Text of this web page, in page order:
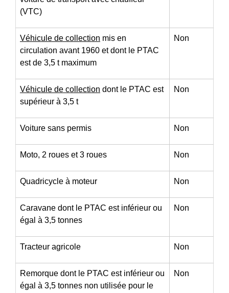
(VTC)
Véhicule de collection mis en
circulation avant 1960 et dont le PTAC
est de 3,5 t maximum
Non
Véhicule de collection dont le PTAC est
supérieur à 3,5 t
Non
Voiture sans permis Non
Moto, 2 roues et 3 roues Non
Quadricycle à moteur Non
Caravane dont le PTAC est inférieur ou
égal à 3,5 tonnes
Non
Tracteur agricole Non
Remorque dont le PTAC est inférieur ou
égal à 3,5 tonnes non utilisée pour le
Non